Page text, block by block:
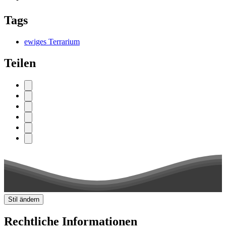
Tags
ewiges Terrarium
Teilen
Stil ändern
Rechtliche Informationen